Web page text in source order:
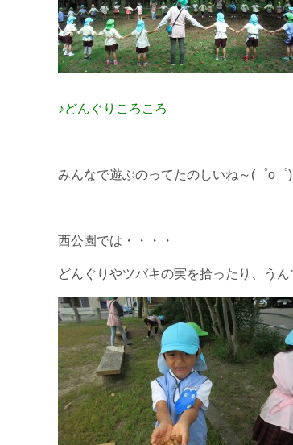
♪どんぐりころころ
みんなで遊ぶのってたのしいね～(゜o゜)
西公園では・・・・
どんぐりやツバキの実を拾ったり、う